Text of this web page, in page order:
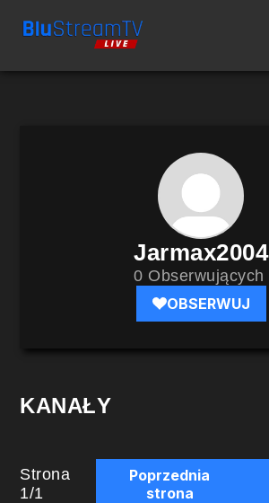
Jarmax2004
0 Obserwujących
OBSERWUJ
KANAŁY
Strona
1/1
Poprzednia
strona